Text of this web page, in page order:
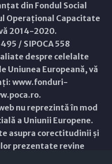
din Fondul Social
Operațional Capacitate
2014-2020.
/ SIPOCA 558
despre celelalte
Uniunea Europeană, vă
www.fonduri-
.
nu reprezintă în mod
a Uniunii Europene.
asupra corectitudinii și
prezentate revine